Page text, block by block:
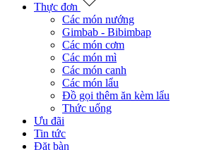
Thực đơn
Các món nướng
Gimbab - Bibimbap
Các món cơm
Các món mì
Các món canh
Các món lẩu
Đồ gọi thêm ăn kèm lẩu
Thức uống
Ưu đãi
Tin tức
Đặt bàn